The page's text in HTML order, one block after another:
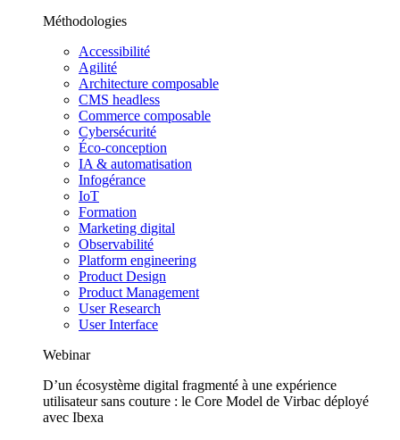
Méthodologies
Accessibilité
Agilité
Architecture composable
CMS headless
Commerce composable
Cybersécurité
Éco-conception
IA & automatisation
Infogérance
IoT
Formation
Marketing digital
Observabilité
Platform engineering
Product Design
Product Management
User Research
User Interface
Webinar
D’un écosystème digital fragmenté à une expérience
utilisateur sans couture : le Core Model de Virbac déployé
avec Ibexa